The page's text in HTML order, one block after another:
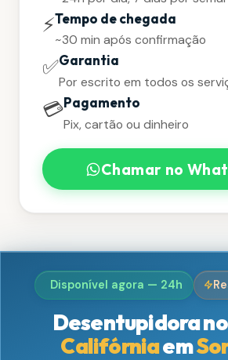
⚡Tempo de chegada
~30 min após confirmação
✅Garantia
Por escrito em todos os
💳Pagamento
Pix, cartão ou dinheiro
Chamar no
Disponível agora — 24h
Desentupidora
Califórniaem